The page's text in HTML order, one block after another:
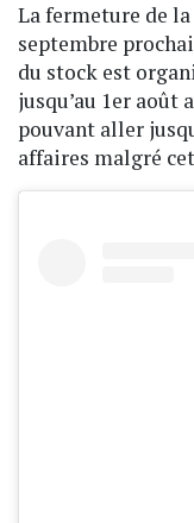
La fermeture de
septembre
du stock est
jusqu’au 1er août
pouvant aller
affaires malgré